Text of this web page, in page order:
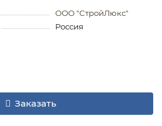
ООО "СтройЛюкс"
Россия
Заказать